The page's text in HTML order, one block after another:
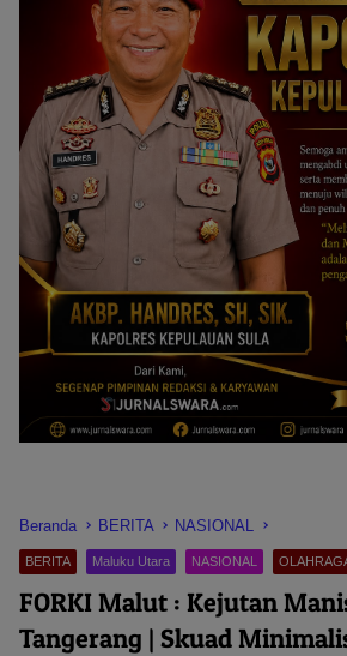
Beranda BERITA NASIONAL
BERITA Maluku Utara NASIONAL
FORKI Malut : Kejutan
Tangerang | Skuad